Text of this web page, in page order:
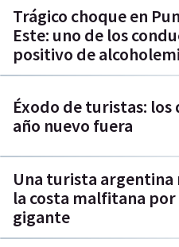
Trágico choque en
Este: uno de los
positivo de
Éxodo de turistas: los
año nuevo fuera
Una turista argentina
la costa malfitana por
gigante